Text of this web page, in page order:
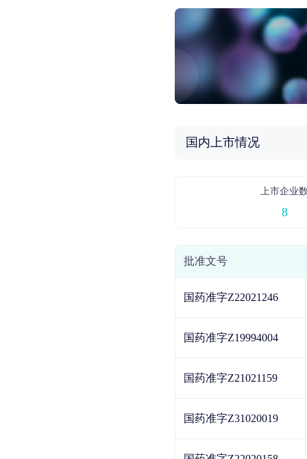
国内上市情况
上市企业
8
批准文号
国药准字Z22021246
国药准字Z19994004
国药准字Z21021159
国药准字Z31020019